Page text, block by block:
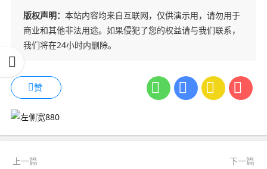
版权声明： 本站内容均来自互联网，仅供演示用，请勿用于
商业和其他非法用途。如果侵犯了您的权益请与我们联系，
我们将在24小时内删除。
赞
上一篇 下一篇